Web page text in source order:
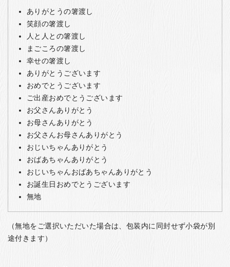
ありがとうの箸渡し
笑顔の箸渡し
人と人との箸渡し
まごころの箸渡し
幸せの箸渡し
ありがとうございます
おめでとうございます
ご出産おめでとうございます
お父さんありがとう
お母さんありがとう
お父さんお母さんありがとう
おじいちゃんありがとう
おばあちゃんありがとう
おじいちゃんおばあちゃんありがとう
お誕生日おめでとうございます
無地
（無地をご選択いただいた場合は、包装内に同封せず小袋が別
途付きます）